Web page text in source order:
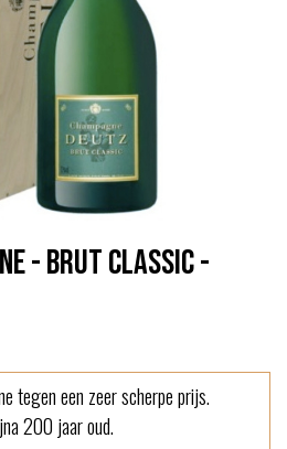
- Brut Classic -
tegen een zeer scherpe prijs.
200 jaar oud.